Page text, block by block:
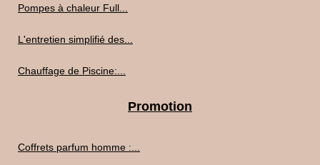
Pompes à chaleur Full...
L'entretien simplifié des...
Chauffage de Piscine:...
Promotion
Coffrets parfum homme :...